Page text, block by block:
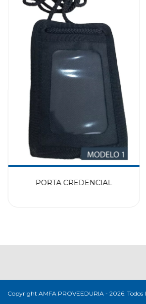
PORTA CREDENCIAL
Copyright AMFA PROVEEDURIA - 2026. Todos